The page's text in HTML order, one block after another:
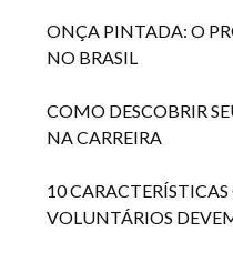
ONÇA PINTADA: O
NO BRASIL
COMO DESCOBRIR
NA CARREIRA
10
VOLUNTÁRIOS